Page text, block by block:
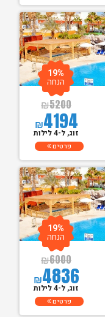
₪5200
₪4194
19%
הנחה
זוג, ל-4 לילות
פרטים
₪6000
₪4836
19%
הנחה
זוג, ל-4 לילות
פרטים